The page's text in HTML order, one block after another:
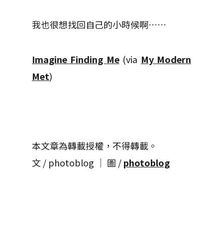
我也很想找回自己的小時候啊……
Imagine Finding Me(via My Modern
Met)
本文章為轉載授權，不得轉載。
文 / photoblog │ 圖 /photoblog